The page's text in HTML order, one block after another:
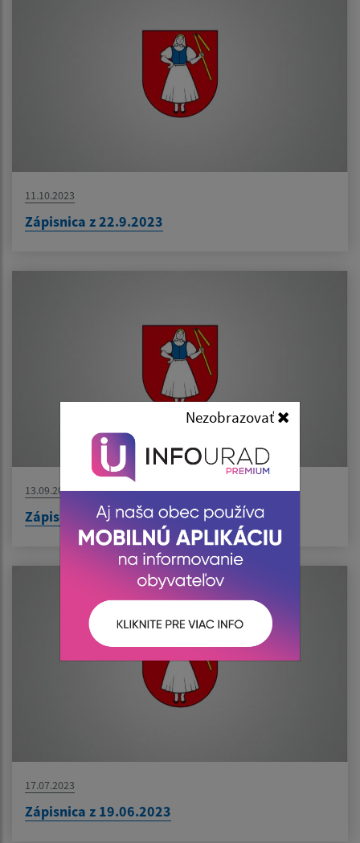
Nezobrazovať
11.10.2023
Zápisnica z 22.9.2023
13.09.2023
Zápisnica z 2.8.2023
17.07.2023
Zápisnica z 19.06.2023